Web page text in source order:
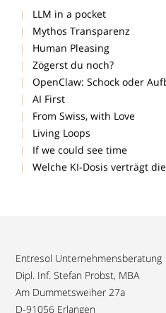
LLM in a pocket
Mythos Transparenz
Human Pleasing
Zögerst du noch?
OpenClaw: Schock oder
AI First
From Swiss, with Love
Living Loops
If we could see time
Welche KI-Dosis verträgt
Entresol Unternehmensberatung
Dipl. Inf. Stefan Probst, MBA
Am Dummetsweiher 27a
D-91056 Erlangen